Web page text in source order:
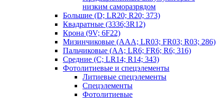
низким саморазрядом
Большие (D; LR20; R20; 373)
Квадратные (3336;3R12)
Крона (9V; 6F22)
Мизинчиковые (AAA; LR03; FR03; R03; 286)
Пальчиковые (AA; LR6; FR6; R6; 316)
Средние (C; LR14; R14; 343)
Фотолитиевые и спецэлементы
Литиевые спецэлементы
Спецэлементы
Фотолитиевые